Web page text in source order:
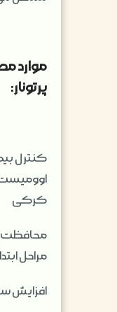
موارد
پرتونار:
کنترل
کرکی
محافظت
مراحل
افزایش